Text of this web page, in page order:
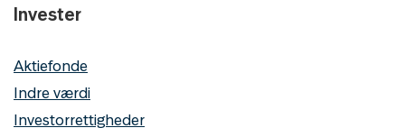
Invester
Aktiefonde
Indre værdi
Investorrettigheder